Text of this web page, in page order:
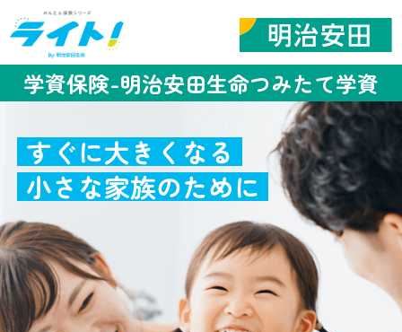
学資保険-明治安田生命つみたて学資
すぐに大きくなる
小さな家族のために